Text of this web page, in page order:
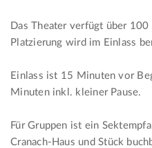
Das Theater verfügt über
Platzierung wird im Einlass
Einlass ist 15 Minuten vor
Minuten inkl. kleiner Pause.
Für Gruppen ist ein
Cranach-Haus und Stück